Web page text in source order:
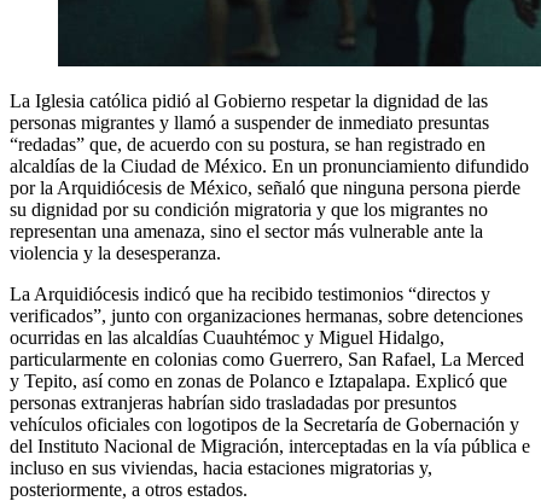
La Iglesia católica pidió al Gobierno respetar la dignidad de las
personas migrantes y llamó a suspender de inmediato presuntas
“redadas” que, de acuerdo con su postura, se han registrado en
alcaldías de la Ciudad de México. En un pronunciamiento difundido
por la Arquidiócesis de México, señaló que ninguna persona pierde
su dignidad por su condición migratoria y que los migrantes no
representan una amenaza, sino el sector más vulnerable ante la
violencia y la desesperanza.
La Arquidiócesis indicó que ha recibido testimonios “directos y
verificados”, junto con organizaciones hermanas, sobre detenciones
ocurridas en las alcaldías Cuauhtémoc y Miguel Hidalgo,
particularmente en colonias como Guerrero, San Rafael, La Merced
y Tepito, así como en zonas de Polanco e Iztapalapa. Explicó que
personas extranjeras habrían sido trasladadas por presuntos
vehículos oficiales con logotipos de la Secretaría de Gobernación y
del Instituto Nacional de Migración, interceptadas en la vía pública e
incluso en sus viviendas, hacia estaciones migratorias y,
posteriormente, a otros estados.